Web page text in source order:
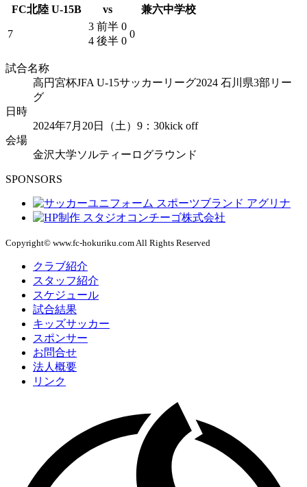
FC北陸 U-15B vs 兼六中学校
7
3 前半 0
4 後半 0
0
試合名称
高円宮杯JFA U-15サッカーリーグ2024 石川県3部リー
グ
日時
2024年7月20日（土）9：30kick off
会場
金沢大学ソルティーログラウンド
SPONSORS
Copyright© www.fc-hokuriku.com All Rights Reserved
クラブ紹介
スタッフ紹介
スケジュール
試合結果
キッズサッカー
スポンサー
お問合せ
法人概要
リンク